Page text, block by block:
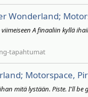
Wonderland;
A finaaliin kyllä
tapahtumat
Motorspace,
mitä lystään. Piste. I'll be